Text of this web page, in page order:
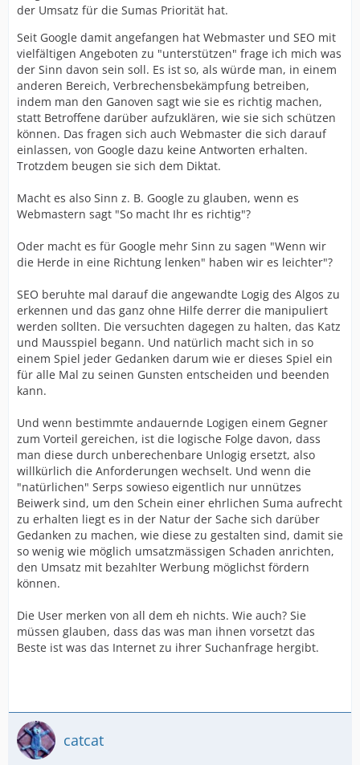
der Umsatz für die Sumas Priorität hat.
Seit Google damit angefangen hat Webmaster und SEO mit
vielfältigen Angeboten zu "unterstützen" frage ich mich was
der Sinn davon sein soll. Es ist so, als würde man, in einem
anderen Bereich, Verbrechensbekämpfung betreiben,
indem man den Ganoven sagt wie sie es richtig machen,
statt Betroffene darüber aufzuklären, wie sie sich schützen
können. Das fragen sich auch Webmaster die sich darauf
einlassen, von Google dazu keine Antworten erhalten.
Trotzdem beugen sie sich dem Diktat.
Macht es also Sinn z. B. Google zu glauben, wenn es
Webmastern sagt "So macht Ihr es richtig"?
Oder macht es für Google mehr Sinn zu sagen "Wenn wir
die Herde in eine Richtung lenken" haben wir es leichter"?
SEO beruhte mal darauf die angewandte Logig des Algos zu
erkennen und das ganz ohne Hilfe derrer die manipuliert
werden sollten. Die versuchten dagegen zu halten, das Katz
und Mausspiel begann. Und natürlich macht sich in so
einem Spiel jeder Gedanken darum wie er dieses Spiel ein
für alle Mal zu seinen Gunsten entscheiden und beenden
kann.
Und wenn bestimmte andauernde Logigen einem Gegner
zum Vorteil gereichen, ist die logische Folge davon, dass
man diese durch unberechenbare Unlogig ersetzt, also
willkürlich die Anforderungen wechselt. Und wenn die
"natürlichen" Serps sowieso eigentlich nur unnützes
Beiwerk sind, um den Schein einer ehrlichen Suma aufrecht
zu erhalten liegt es in der Natur der Sache sich darüber
Gedanken zu machen, wie diese zu gestalten sind, damit sie
so wenig wie möglich umsatzmässigen Schaden anrichten,
den Umsatz mit bezahlter Werbung möglichst fördern
können.
Die User merken von all dem eh nichts. Wie auch? Sie
müssen glauben, dass das was man ihnen vorsetzt das
Beste ist was das Internet zu ihrer Suchanfrage hergibt.
catcat